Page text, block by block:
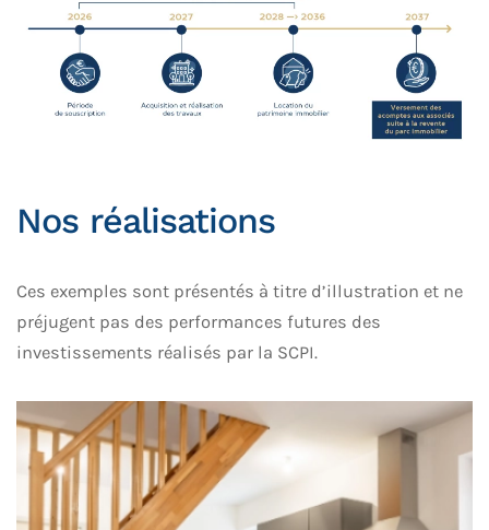
Nos réalisations
Ces exemples sont présentés à titre d’illustration et ne
préjugent pas des performances futures des
investissements réalisés par la SCPI.